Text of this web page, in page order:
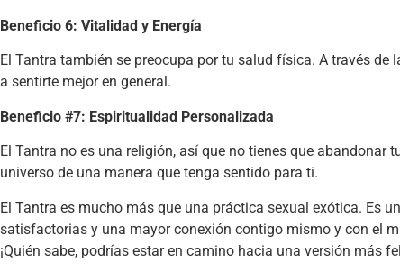
Beneficio 6: Vitalidad y Energía
El Tantra también se preocupa por tu salud física. A través
a sentirte mejor en general.
Beneficio #7: Espiritualidad Personalizada
El Tantra no es una religión, así que no tienes que abandonar
universo de una manera que tenga sentido para ti.
El Tantra es mucho más que una práctica sexual exótica. Es
satisfactorias y una mayor conexión contigo mismo y con el
¡Quién sabe, podrías estar en camino hacia una versión más